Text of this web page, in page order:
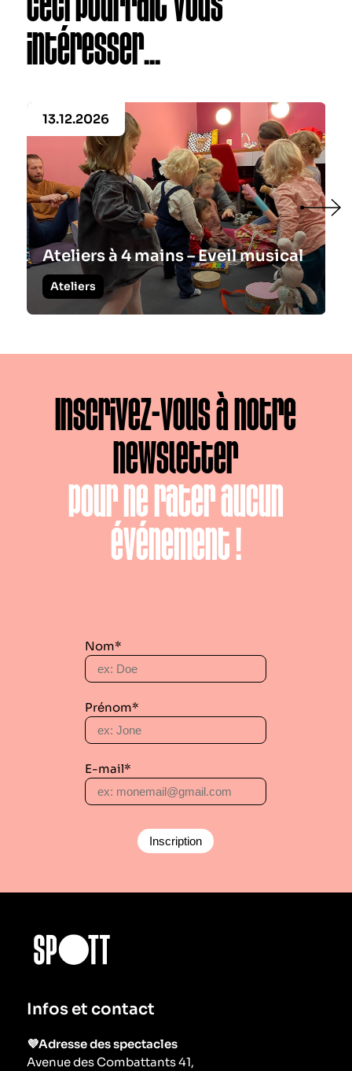
intéresser...
13.12.2026
Ateliers à 4 mains – Eveil musical
Ateliers
Inscrivez-vous à notre
newsletter
pour ne rater aucun
événement !
Nom*
Prénom*
E-mail*
Infos et contact
💜Adresse des spectacles
Avenue des Combattants 41,